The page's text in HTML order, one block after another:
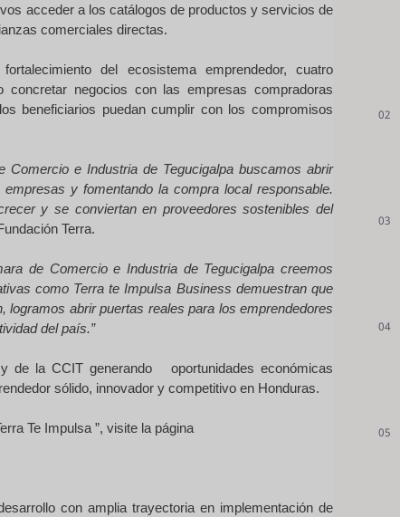
acceder a los catálogos de productos y servicios de
comerciales directas.
del ecosistema emprendedor, cuatro
concretar negocios con las empresas compradoras
beneficiarios puedan cumplir con los compromisos
e Industria de Tegucigalpa buscamos abrir
y fomentando la compra local responsable.
y se conviertan en proveedores sostenibles del
Terra.
de Comercio e Industria de Tegucigalpa creemos
como Terra te Impulsa Business demuestran que
abrir puertas reales para los emprendedores
del país.”
de la CCIT generando oportunidades económicas
sólido, innovador y competitivo en Honduras.
Te Impulsa ”, visite la página
con amplia trayectoria en implementación de